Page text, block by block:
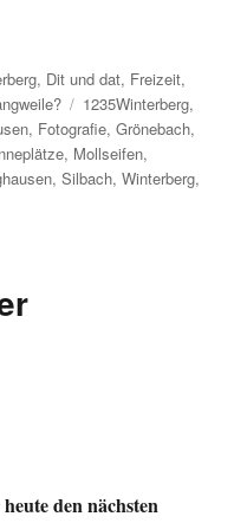
– je 1 aus 12“
, Dit und dat, Freizeit,
Schlagwörter
1235Winterberg,
, Fotografie,Grönebach,
, Mollseifen,
,Silbach,Winterberg,
den nächsten